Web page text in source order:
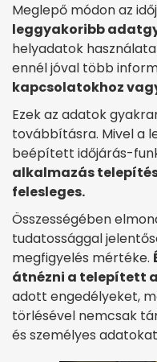
Meglepő módon az
leggyakoribb
helyadatok
ennél jóval több
kapcsolatokhoz
Ezek az adatok
továbbításra. Mivel a
beépített időjárás-
alkalmazás
felesleges.
Összességében
tudatossággal
megfigyelés mértéke.
átnézni a telepített
adott engedélyeket,
törlésével nemcsak
és személyes